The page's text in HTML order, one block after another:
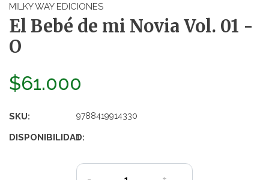
MILKY WAY EDICIONES
El Bebé de mi Novia Vol. 01 -
O
$61.000
SKU: 9788419914330
DISPONIBILIDAD:
1